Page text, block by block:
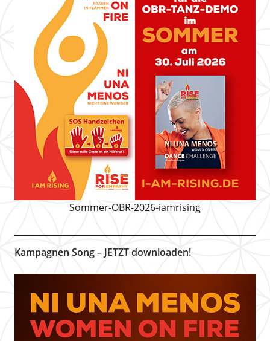
Sommer-OBR-2026-iamrising
Kampagnen Song – JETZT downloaden!